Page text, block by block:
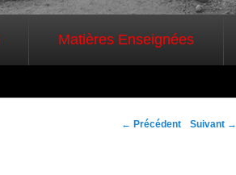
Matières Enseignées
Navigation dans les
← Précédent Suivant →